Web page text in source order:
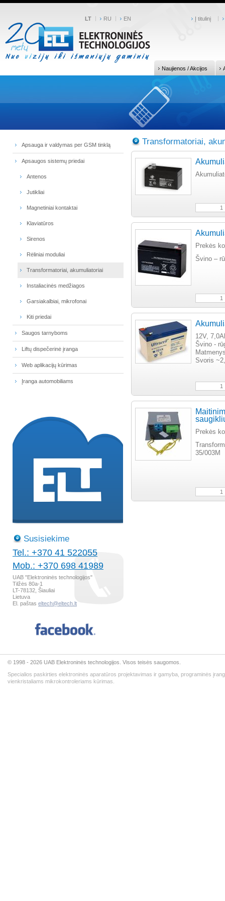
LT RU EN Į titulinį
Naujienos / Akcijos
Apsauga ir valdymas per GSM tinklą
Apsaugos sistemų priedai
Antenos
Jutikliai
Magnetiniai kontaktai
Klaviatūros
Sirenos
Rėliniai moduliai
Transformatoriai, akumuliatoriai
Instaliacinės medžiagos
Garsiakalbiai, mikrofonai
Kiti priedai
Saugos tarnyboms
Liftų dispečerinė įranga
Web aplikacijų kūrimas
Įranga automobiliams
Transformatoriai,
Prekės
Švino –
12V,
Švino -
Svoris
Prekės
35/003M
Susisiekime
Tel.: +370 41 522055
Mob.: +370 698 41989
UAB "Elektroninės technologijos"
Tilžės 80a-1
LT-78132, Šiauliai
Lietuva
El. paštas eltech@eltech.lt
© 1998 - 2026 UAB Elektroninės technologijos. Visos teisės saugomos.
Specialios paskirties elektroninės aparatūros projektavimas ir gamyba, programinės
vienkristaliams mikrokontroleriams kūrimas.